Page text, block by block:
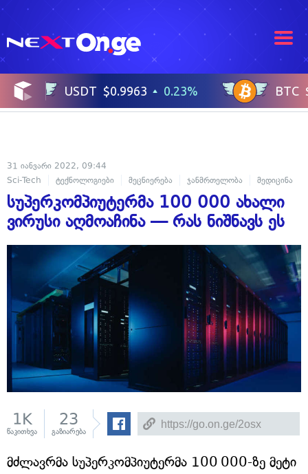
31 იანვარი 2022, 09:44
Sci-Tech
ტექნოლოგიები მეცნიერება ჯანმრთელობა მედიცინა
სუპერკომპიუტერმა 100 000 ახალი
ვირუსი აღმოაჩინა — რას ნიშნავს ეს
1K
წაკითხვა
23
გაზიარება
მძლავრმა სუპერკომპიუტერმა 100 000-ზე მეტი